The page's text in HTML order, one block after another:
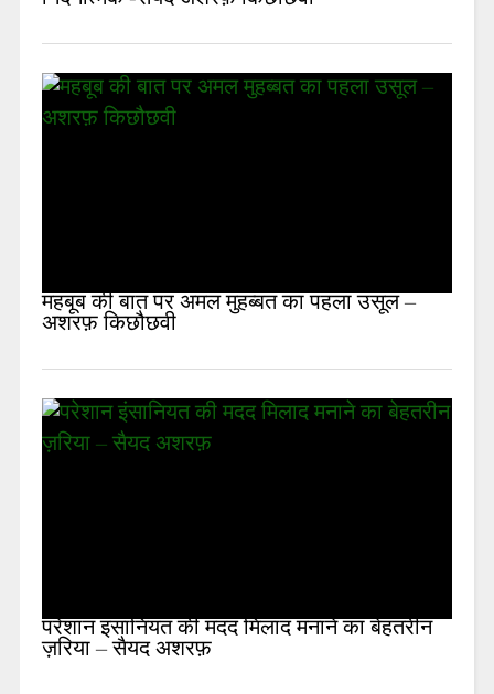
महबूब की बात पर अमल मुहब्बत का पहला उसूल –
अशरफ़ किछौछवी
परेशान इंसानियत की मदद मिलाद मनाने का बेहतरीन
ज़रिया – सैयद अशरफ़